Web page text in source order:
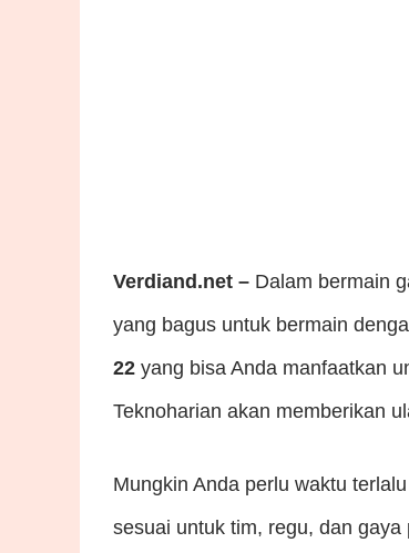
Verdiand.net – Dalam bermain
yang bagus untuk bermain
22 yang bisa Anda manfaatkan
Teknoharian akan memberikan
Mungkin Anda perlu waktu
sesuai untuk tim, regu, dan